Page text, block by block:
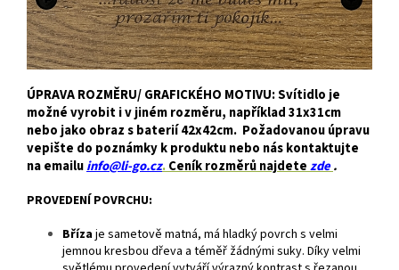
ÚPRAVA ROZMĚRU/ GRAFICKÉHO MOTIVU: Svítidlo je
možné vyrobit i v jiném rozměru, například 31x31cm
nebo jako obraz s baterií 42x42cm. Požadovanou úpravu
vepište do poznámky k produktu nebo nás kontaktujte
na emailuinfo@li-go.cz.Ceník rozměrů najdetezde.
PROVEDENÍ POVRCHU:
Břízaje sametově matná, má hladký povrch s velmi
jemnou kresbou dřeva a téměř žádnými suky. Díky velmi